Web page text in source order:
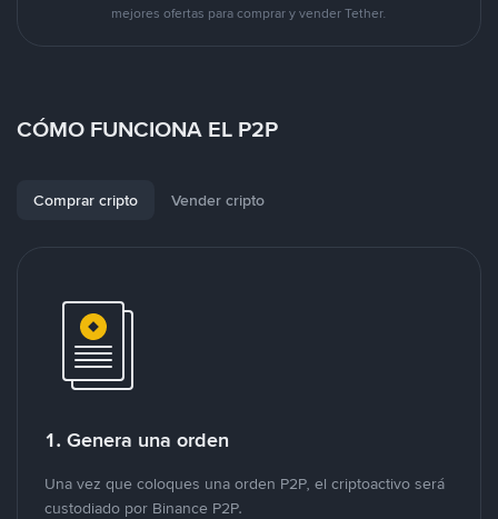
mejores ofertas para comprar y vender Tether.
CÓMO FUNCIONA EL P2P
Comprar cripto Vender cripto
1. Genera una orden
Una vez que coloques una orden P2P, el criptoactivo será
custodiado por Binance P2P.